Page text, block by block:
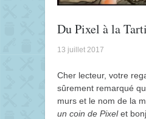
Du Pixel à la
13 juillet 2017
Cher lecteur, votre
sûrement remarqué
murs et le nom de la
un coin de Pixelet